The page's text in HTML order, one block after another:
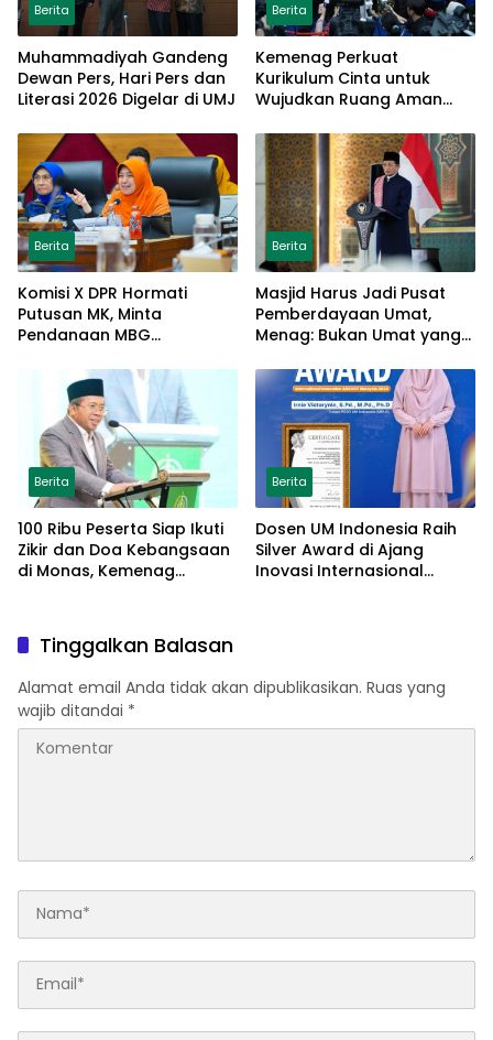
Berita
Muhammadiyah Gandeng
Dewan Pers, Hari Pers dan
Literasi 2026 Digelar di UMJ
Berita
Kemenag Perkuat
Kurikulum Cinta untuk
Wujudkan Ruang Aman
Berita
Komisi X DPR Hormati
Putusan MK, Minta
Pendanaan MBG
Pendidikan
Berita
Masjid Harus Jadi Pusat
Pemberdayaan Umat,
Menag: Bukan Umat yang
Berita
100 Ribu Peserta Siap Ikuti
Zikir dan Doa Kebangsaan
di Monas, Kemenag
Berita
Dosen UM Indonesia Raih
Silver Award di Ajang
Inovasi Internasional
Tinggalkan Balasan
Alamat email Anda tidak akan dipublikasikan. Ruas yang
wajib ditandai *